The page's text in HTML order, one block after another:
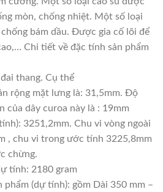
mòn, chống nhiệt. Một số loại
bám dầu. Được gia cố lõi để
Chi tiết về đặc tính sản phẩm
thang. Cụ thể
rộng mặt lưng là: 31,5mm. Độ
của dây curoa này là : 19mm
3251,2mm. Chu vi vòng ngoài
, chu vi trong ước tính 3225,8mm
chừng.
tính: 2180 gram
phẩm (dự tính): gồm Dài 350 mm –